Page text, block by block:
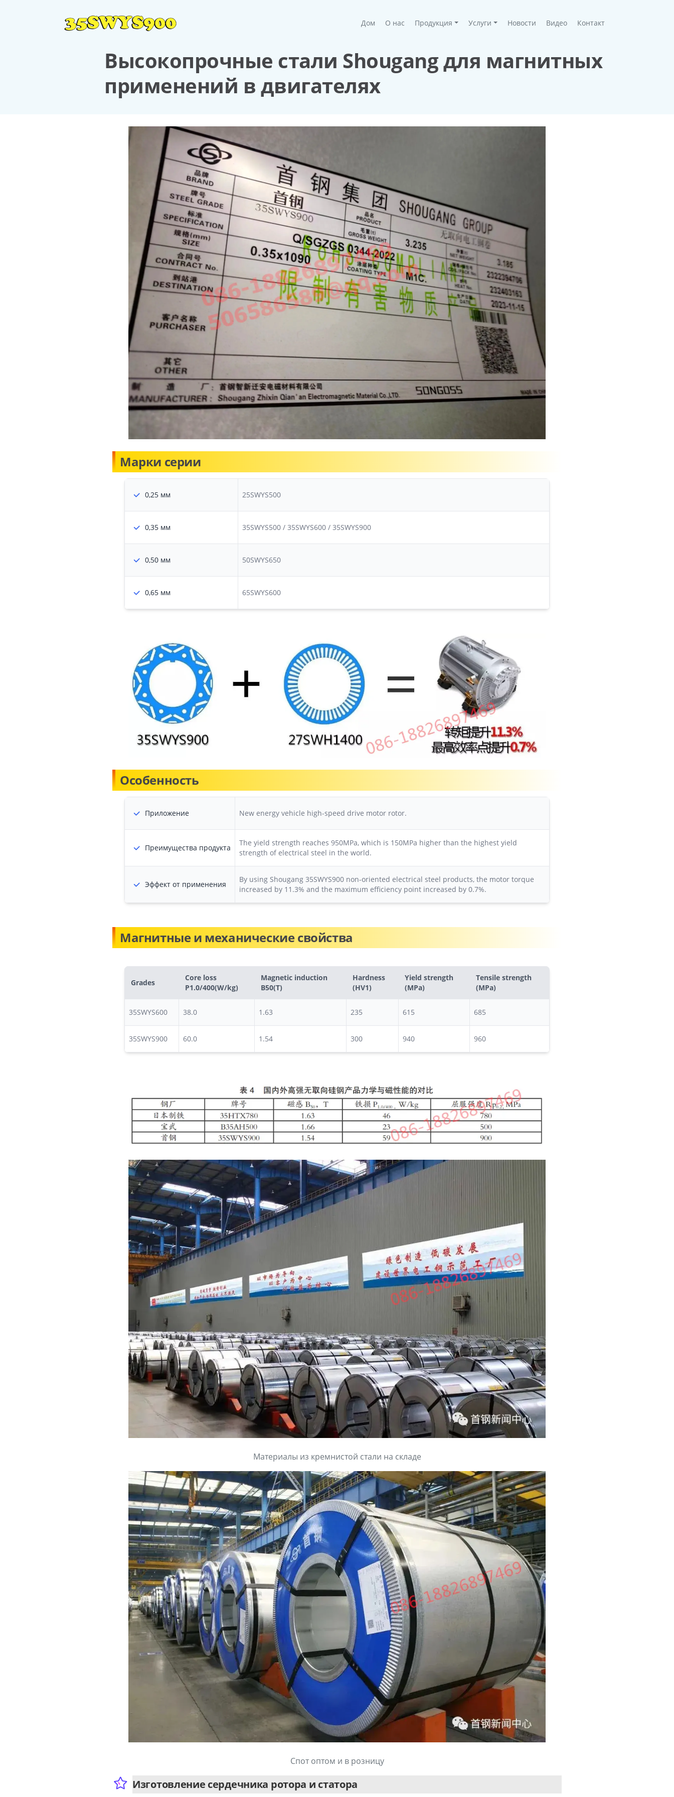
Дом (current)
О нас Продукция Услуги Новости Видео Контакт
Высокопрочные стали Shougang для магнитных
применений в двигателях
Марки серии
0,25 мм 25SWYS500
0,35 мм 35SWYS500 / 35SWYS600 / 35SWYS900
0,50 мм 50SWYS650
0,65 мм 65SWYS600
Особенность
Приложение New energy vehicle high-speed drive motor rotor.
Преимущества продукта
The yield strength reaches 950MPa, which is 150MPa higher than the highest yield
strength of electrical steel in the world.
Эффект от применения
By using Shougang 35SWYS900 non-oriented electrical steel products, the motor torque
increased by 11.3% and the maximum efficiency point increased by 0.7%.
Магнитные и механические свойства
Grades
Core loss
P1.0/400(W/kg)
Magnetic induction
B50(T)
Hardness
(HV1)
Yield strength
(MPa)
Tensile strength
(MPa)
35SWYS600 38.0 1.63 235 615 685
35SWYS900 60.0 1.54 300 940 960
Материалы из кремнистой стали на складе
Спот оптом и в розницу
Изготовление сердечника ротора и статора